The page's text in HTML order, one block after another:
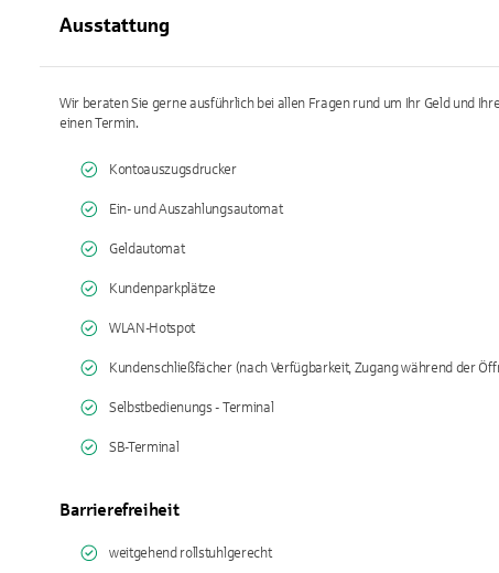
Ausstattung
Wir beraten Sie gerne ausführlich bei allen Fragen rund um Ihr Geld und
einen Termin.
Kontoauszugsdrucker
Ein- und Auszahlungsautomat
Geldautomat
Kundenparkplätze
WLAN-Hotspot
Kundenschließfächer (nach Verfügbarkeit, Zugang während der
Selbstbedienungs - Terminal
SB-Terminal
Barrierefreiheit
weitgehend rollstuhlgerecht